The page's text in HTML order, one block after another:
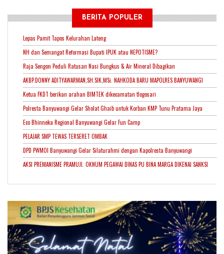
BERITA POPULER
Lepas Pamit Tapos Kelurahan Lateng
NH dan Semangat Reformasi Bupati IPUK atau NEPOTISME?
Raja Sengon Peduli Ratusan Nasi Bungkus & Air Mineral Dibagikan
AKBP.DONNY ADITYAWARMAN,SH.SIK,MSi. NAHKODA BARU MAPOLRES BANYUWANGI
Ketua FKDT berikan arahan BIMTEK dikecamatan tlogosari
Polresta Banyuwangi Gelar Sholat Ghaib untuk Korban KMP Tunu Pratama Jaya
Eco Bhinneka Regional Banyuwangi Gelar Fun Camp
PELAJAR SMP TEWAS TERSERET OMBAK
DPD PWMOI Banyuwangi Gelar Silaturahmi dengan Kapolresta Banyuwangi
AKSI PREMANISME PRAMUJI. OKNUM PEGAWAI DINAS PU BINA MARGA DIKENAI SANKSI